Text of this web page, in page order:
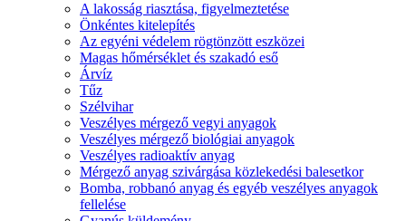
A lakosság riasztása, figyelmeztetése
Önkéntes kitelepítés
Az egyéni védelem rögtönzött eszközei
Magas hőmérséklet és szakadó eső
Árvíz
Tűz
Szélvihar
Veszélyes mérgező vegyi anyagok
Veszélyes mérgező biológiai anyagok
Veszélyes radioaktív anyag
Mérgező anyag szivárgása közlekedési balesetkor
Bomba, robbanó anyag és egyéb veszélyes anyagok
fellelése